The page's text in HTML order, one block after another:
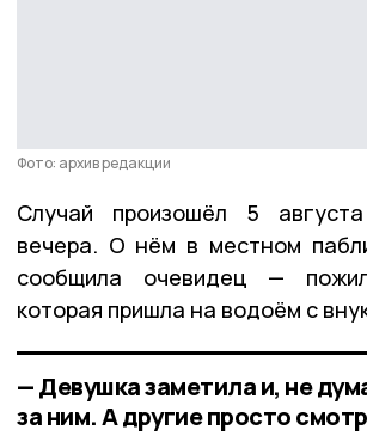
Фото: архив редакции
Случай произошёл 5
вечера. О нём в местном
сообщила очевидец —
которая пришла на водоём с
— Девушка заметила и, не
за ним. А другие просто